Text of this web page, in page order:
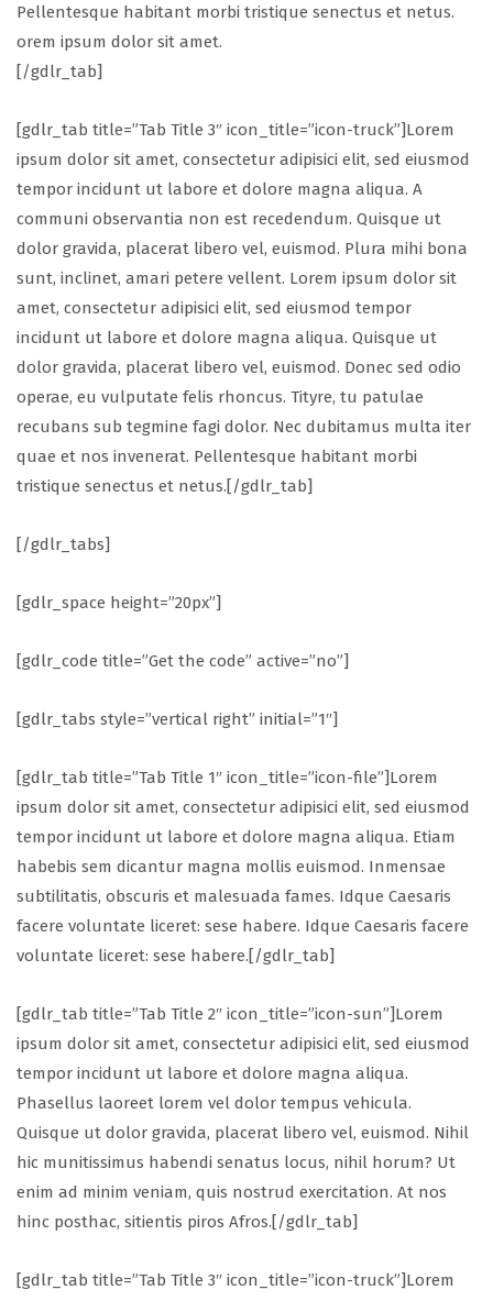
Pellentesque habitant morbi tristique senectus et netus.
orem ipsum dolor sit amet.
[/gdlr_tab]
[gdlr_tab title=”Tab Title 3″ icon_title=”icon-truck”]Lorem
ipsum dolor sit amet, consectetur adipisici elit, sed eiusmod
tempor incidunt ut labore et dolore magna aliqua. A
communi observantia non est recedendum. Quisque ut
dolor gravida, placerat libero vel, euismod. Plura mihi bona
sunt, inclinet, amari petere vellent. Lorem ipsum dolor sit
amet, consectetur adipisici elit, sed eiusmod tempor
incidunt ut labore et dolore magna aliqua. Quisque ut
dolor gravida, placerat libero vel, euismod. Donec sed odio
operae, eu vulputate felis rhoncus. Tityre, tu patulae
recubans sub tegmine fagi dolor. Nec dubitamus multa iter
quae et nos invenerat. Pellentesque habitant morbi
tristique senectus et netus.[/gdlr_tab]
[/gdlr_tabs]
[gdlr_space height=”20px”]
[gdlr_code title=”Get the code” active=”no”]
[gdlr_tabs style=”vertical right” initial=”1″]
[gdlr_tab title=”Tab Title 1″ icon_title=”icon-file”]Lorem
ipsum dolor sit amet, consectetur adipisici elit, sed eiusmod
tempor incidunt ut labore et dolore magna aliqua. Etiam
habebis sem dicantur magna mollis euismod. Inmensae
subtilitatis, obscuris et malesuada fames. Idque Caesaris
facere voluntate liceret: sese habere. Idque Caesaris facere
voluntate liceret: sese habere.[/gdlr_tab]
[gdlr_tab title=”Tab Title 2″ icon_title=”icon-sun”]Lorem
ipsum dolor sit amet, consectetur adipisici elit, sed eiusmod
tempor incidunt ut labore et dolore magna aliqua.
Phasellus laoreet lorem vel dolor tempus vehicula.
Quisque ut dolor gravida, placerat libero vel, euismod. Nihil
hic munitissimus habendi senatus locus, nihil horum? Ut
enim ad minim veniam, quis nostrud exercitation. At nos
hinc posthac, sitientis piros Afros.[/gdlr_tab]
[gdlr_tab title=”Tab Title 3″ icon_title=”icon-truck”]Lorem